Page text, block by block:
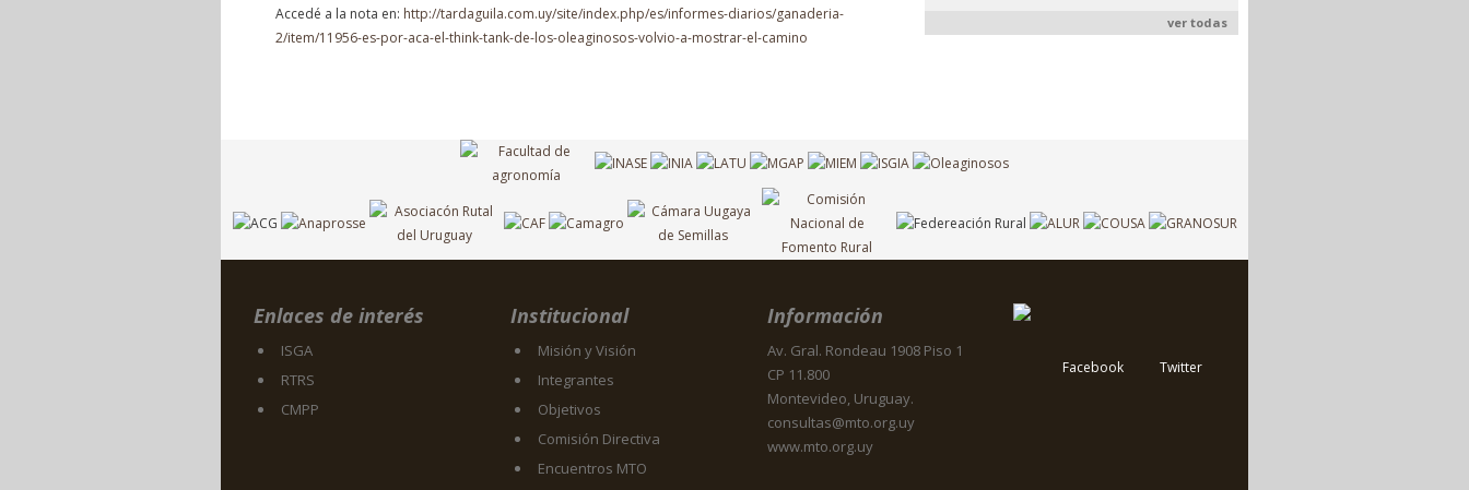
Accedé a la nota en: http://tardaguila.com.uy/site/index.php/es/informes-diarios/ganaderia-
2/item/11956-es-por-aca-el-think-tank-de-los-oleaginosos-volvio-a-mostrar-el-camino
ver todas
Enlaces de interés
ISGA
RTRS
CMPP
Institucional
Misión y Visión
Integrantes
Objetivos
Comisión Directiva
Encuentros MTO
Información
Av. Gral. Rondeau 1908 Piso 1
CP 11.800
Montevideo, Uruguay.
consultas@mto.org.uy
www.mto.org.uy
Facebook Twitter